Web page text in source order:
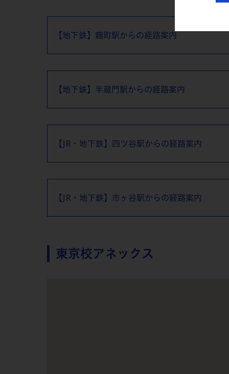
【地下鉄】麴町駅からの経路案内
【地下鉄】半蔵門駅からの経路案内
【JR・地下鉄】四ツ谷駅からの経路案内
【JR・地下鉄】市ヶ谷駅からの経路案内
東京校アネックス